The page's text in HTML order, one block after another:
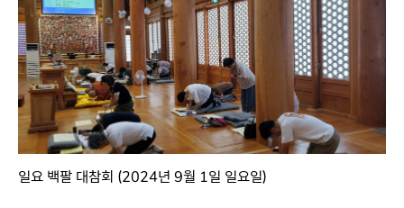
일요 백팔 대참회 (2024년 9월 1일 일요일)